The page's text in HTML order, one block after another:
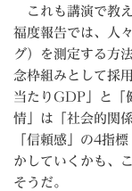
これも講演で教
福度報告では、人
グ）を測定する方
念枠組みとして採
当たりGDP」と「
情」は「社会的関
「信頼感」の4指
かしていくかも、
そうだ。